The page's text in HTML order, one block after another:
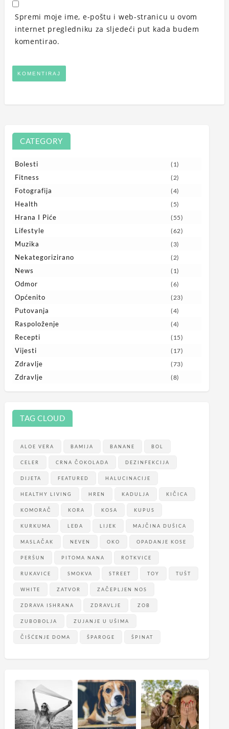
Spremi moje ime, e-poštu i web-stranicu u ovom
internet pregledniku za sljedeći put kada budem
komentirao.
CATEGORY
Bolesti (1)
Fitness (2)
Fotografija (4)
Health (5)
Hrana I Piće (55)
Lifestyle (62)
Muzika (3)
Nekategorizirano (2)
News (1)
Odmor (6)
Općenito (23)
Putovanja (4)
Raspoloženje (4)
Recepti (15)
Vijesti (17)
Zdravlje (73)
Zdravlje (8)
TAG CLOUD
ALOE VERA BAMIJA BANANE BOL
CELER CRNA ČOKOLADA DEZINFEKCIJA
DIJETA FEATURED HALUCINACIJE
HEALTHY LIVING HREN KADULJA KIČICA
KOMORAČ KORA KOSA KUPUS
KURKUMA LEĐA LIJEK MAJČINA DUŠICA
MASLAČAK NEVEN OKO OPADANJE KOSE
PERŠUN PITOMA NANA ROTKVICE
RUKAVICE SMOKVA STREET TOY TUŠT
WHITE ZATVOR ZAČEPLJEN NOS
ZDRAVA ISHRANA ZDRAVLJE ZOB
ZUBOBOLJA ZUJANJE U UŠIMA
ČIŠĆENJE DOMA ŠPAROGE ŠPINAT